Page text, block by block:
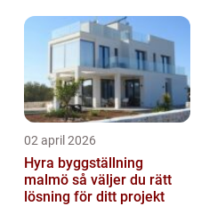
02 april 2026
Hyra byggställning
malmö så väljer du rätt
lösning för ditt projekt